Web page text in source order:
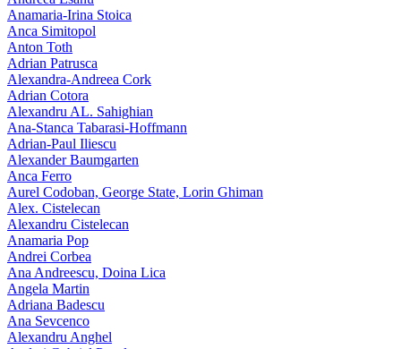
Anamaria-Irina Stoica
Anca Simitopol
Anton Toth
Adrian Patrusca
Alexandra-Andreea Cork
Adrian Cotora
Alexandru AL. Sahighian
Ana-Stanca Tabarasi-Hoffmann
Adrian-Paul Iliescu
Alexander Baumgarten
Anca Ferro
Aurel Codoban, George State, Lorin Ghiman
Alex. Cistelecan
Alexandru Cistelecan
Anamaria Pop
Andrei Corbea
Ana Andreescu, Doina Lica
Angela Martin
Adriana Badescu
Ana Sevcenco
Alexandru Anghel